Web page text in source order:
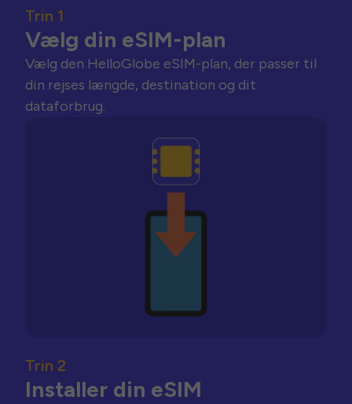
Trin 1
Vælg din eSIM-plan
Vælg den HelloGlobe eSIM-plan, der passer til
din rejses længde, destination og dit
dataforbrug.
Trin 2
Installer din eSIM